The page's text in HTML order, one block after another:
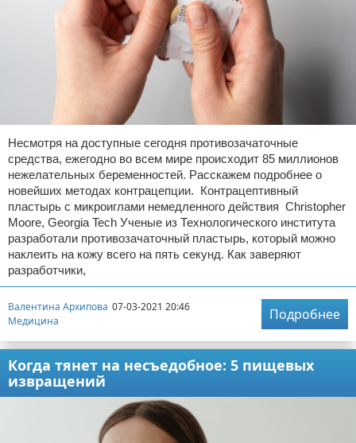
Несмотря на доступные сегодня противозачаточные
средства, ежегодно во всем мире происходит 85 миллионов
нежелательных беременностей. Расскажем подробнее о
новейших методах контрацепции. Контрацептивный
пластырь с микроиглами немедленного действия Christopher
Moore, Georgia Tech Ученые из Технологического института
разработали противозачаточный пластырь, который можно
наклеить на кожу всего на пять секунд. Как заверяют
разработчики,
Валентина Архипова 07-03-2021 20:46
Медицина
Подробнее
Когда тянет на несъедобное: 5 пищевых
извращений